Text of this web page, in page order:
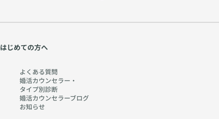
はじめての方へ
よくある質問
婚活カウンセラー・
タイプ別診断
婚活カウンセラーブログ
お知らせ